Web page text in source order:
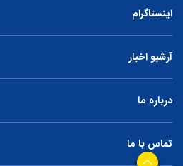
اینستاگرام
آرشیو اخبار
درباره ما
تماس با ما